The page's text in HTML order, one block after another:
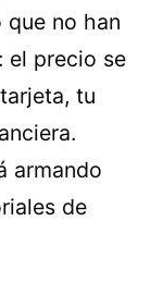
que no han
el precio se
tu
armando
de